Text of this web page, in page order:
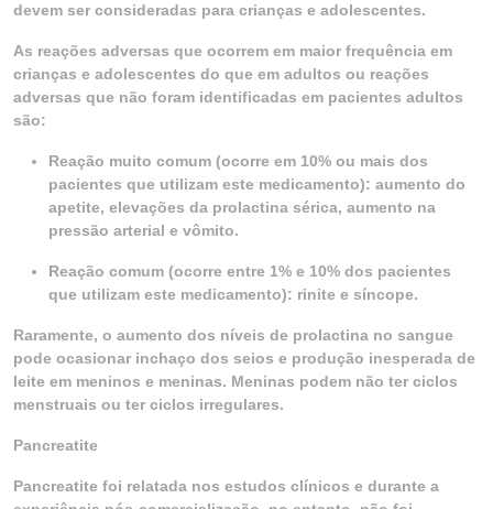
devem ser consideradas para crianças e adolescentes.
As reações adversas que ocorrem em maior frequência em
crianças e adolescentes do que em adultos ou reações
adversas que não foram identificadas em pacientes adultos
são:
Reação muito comum (ocorre em 10% ou mais dos
pacientes que utilizam este medicamento): aumento do
apetite, elevações da prolactina sérica, aumento na
pressão arterial e vômito.
Reação comum (ocorre entre 1% e 10% dos pacientes
que utilizam este medicamento): rinite e síncope.
Raramente, o aumento dos níveis de prolactina no sangue
pode ocasionar inchaço dos seios e produção inesperada de
leite em meninos e meninas. Meninas podem não ter ciclos
menstruais ou ter ciclos irregulares.
Pancreatite
Pancreatite foi relatada nos estudos clínicos e durante a